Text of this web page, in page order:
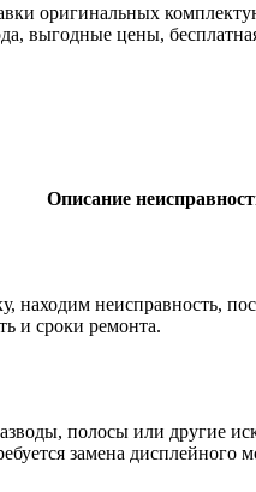
оригинальных
выгодные цены,
Описание
находим неисправность,
и сроки ремонта.
полосы или другие
замена дисплейного